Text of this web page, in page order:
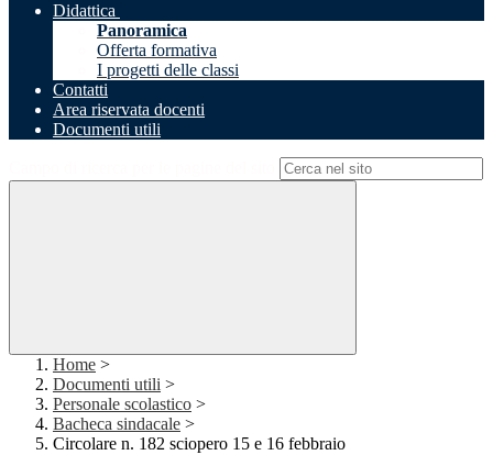
Didattica
Panoramica
Offerta formativa
I progetti delle classi
Contatti
Area riservata docenti
Documenti utili
Home >
Documenti utili >
Personale scolastico >
Bacheca sindacale >
Circolare n. 182 sciopero 15 e 16 febbraio